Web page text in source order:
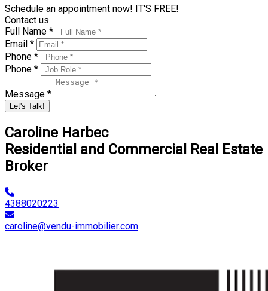
Schedule an appointment now! IT'S FREE!
Contact us
Full Name *
Email *
Phone *
Phone *
Message *
Let's Talk!
Caroline Harbec
Residential and Commercial Real Estate
Broker
4388020223
caroline@vendu-immobilier.com